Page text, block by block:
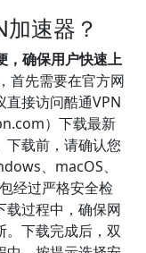
速器？
，确保用户快速上
首先需要在官方网
直接访问酷通VPN
）下载最新
下载前，请确认您
、macOS、
经过严格安全检
载过程中，确保网
。下载完成后，双